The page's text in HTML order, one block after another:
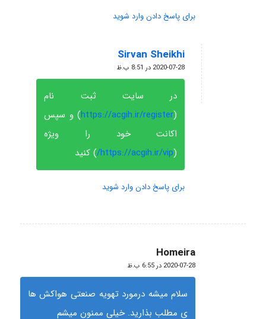
برای پاسخ دادن وارد شوید
Sirvan Sheikhi
گفته:
2020-07-28 در 8:51 ب.ظ
در سایت ثبت نام
(
https://acgih.ir/register) و سپس
اکانت خود را ویژه
(
https://acgih.ir/vip/ ) کنید
برای پاسخ دادن وارد شوید
Homeira
گفته:
2020-07-28 در 6:55 ب.ظ
سلام میشه درمورد تهویه صنعتی هواکش ها
ی مطلب بذارید. خیلی ممنون میشم